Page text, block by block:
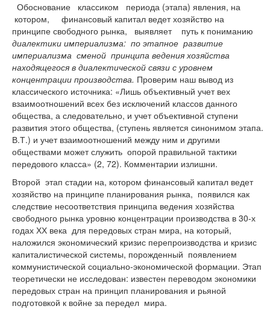
Обоснование классиком периода (этапа) явления, на
котором, финансовый капитал ведет хозяйство на
принципе свободного рынка, выявляет путь к пониманию
диалектики империализма: по этапное развитие
империализма сменой принципа ведения хозяйства
находящегося в диалектической связи с уровнем
концентрации производства. Проверим наш вывод из
классического источника: «Лишь объективный учет вех
взаимоотношений всех без исключений классов данного
общества, а следовательно, и учет объективной ступени
развития этого общества, (ступень является синонимом этапа.
В.Т.) и учет взаимоотношений между ним и другими
обществами может служить опорой правильной тактики
передового класса» (2, 72). Комментарии излишни.
Второй этап стадии на, котором финансовый капитал ведет
хозяйство на принципе планирования рынка, появился как
следствие несоответствия принципа ведения хозяйства
свободного рынка уровню концентрации производства в 30-х
годах ХХ века для передовых стран мира, на который,
наложился экономический кризис перепроизводства и кризис
капиталистической системы, порожденный появлением
коммунистической социально-экономической формации. Этап
теоретически не исследован: известен переводом экономики
передовых стран на принцип планирования и рьяной
подготовкой к войне за передел мира.